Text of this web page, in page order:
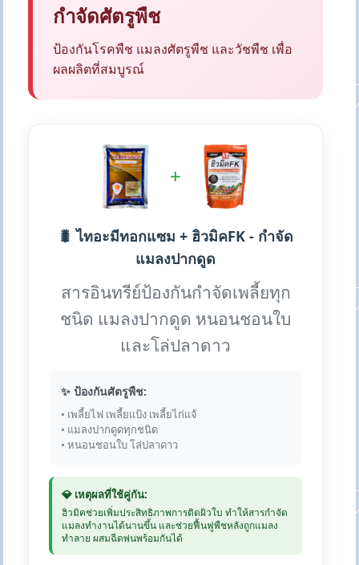
กำจัดศัตรูพืช
ป้องกันโรคพืช แมลงศัตรูพืช และวัชพืช เพื่อ
ผลผลิตที่สมบูรณ์
+
🐛 ไทอะมีทอกแซม + ฮิวมิคFK - กำจัด
แมลงปากดูด
สารอินทรีย์ป้องกันกำจัดเพลี้ยทุก
ชนิด แมลงปากดูด หนอนชอนใบ
และโล่ปลาดาว
✨ ป้องกันศัตรูพืช:
• เพลี้ยไฟ เพลี้ยแป้ง เพลี้ยไก่แจ้
• แมลงปากดูดทุกชนิด
• หนอนชอนใบ โล่ปลาดาว
💎 เหตุผลที่ใช้คู่กัน:
ฮิวมิคช่วยเพิ่มประสิทธิภาพการติดผิวใบ ทำให้สารกำจัด
แมลงทำงานได้นานขึ้น และช่วยฟื้นฟูพืชหลังถูกแมลง
ทำลาย ผสมฉีดพ่นพร้อมกันได้